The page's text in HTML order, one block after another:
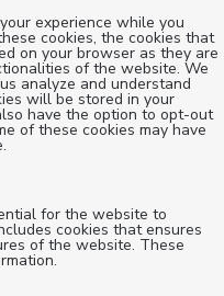
experience while you
cookies, the cookies that
on your browser as they are
of the website. We
analyze and understand
will be stored in your
have the option to opt-out
of these cookies may have
for the website to
cookies that ensures
of the website. These